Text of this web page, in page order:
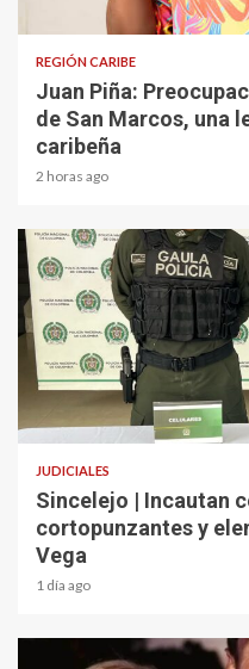
3 min read
REGIÓN CARIBE
Juan Piña:
de San Marcos, una
caribeña
2 horas ago
2 min read
JUDICIALES
Sincelejo | Incautan
cortopunzantes y
Vega
1 día ago